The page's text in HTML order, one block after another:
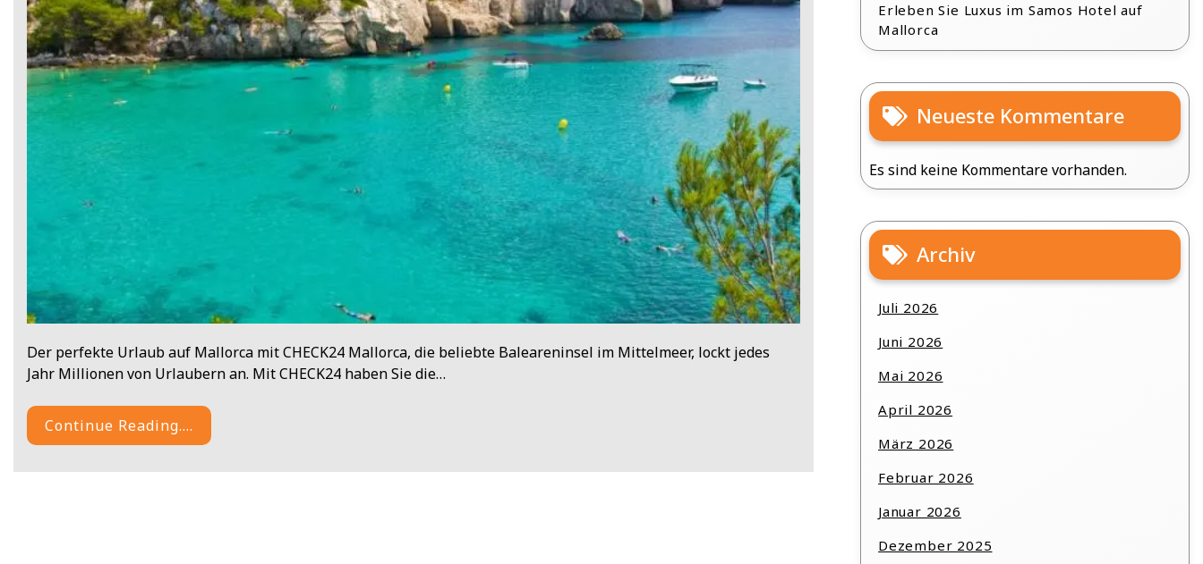
Der perfekte Urlaub auf Mallorca mit CHECK24 Mallorca, die beliebte Baleareninsel im Mittelmeer, lockt jedes
Jahr Millionen von Urlaubern an. Mit CHECK24 haben Sie die…
Continue Reading....
Erleben Sie Luxus im Samos Hotel auf
Mallorca
Neueste Kommentare
Es sind keine Kommentare vorhanden.
Archiv
Juli 2026
Juni 2026
Mai 2026
April 2026
März 2026
Februar 2026
Januar 2026
Dezember 2025